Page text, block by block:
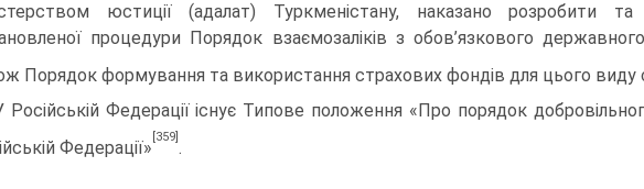
юстиції (адалат) Туркменістану, наказано розробити
процедури Порядок взаємозаліків з обов’язкового
Порядок формування та використання страхових фондів для цього виду
Російській Федерації існує Типове положення «Про порядок
Федерації»
[359]
.